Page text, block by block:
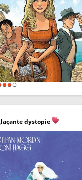
dystopie